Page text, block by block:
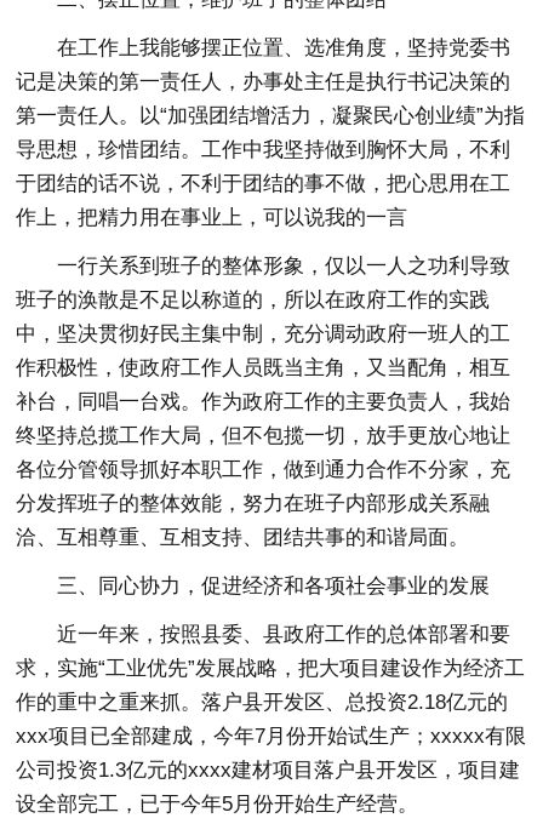
在工作上我能够摆正位置、选准角度，坚持党委书
记是决策的第一责任人，办事处主任是执行书记决策的
第一责任人。以“加强团结增活力，凝聚民心创业绩”为指
导思想，珍惜团结。工作中我坚持做到胸怀大局，不利
于团结的话不说，不利于团结的事不做，把心思用在工
作上，把精力用在事业上，可以说我的一言
一行关系到班子的整体形象，仅以一人之功利导致
班子的涣散是不足以称道的，所以在政府工作的实践
中，坚决贯彻好民主集中制，充分调动政府一班人的工
作积极性，使政府工作人员既当主角，又当配角，相互
补台，同唱一台戏。作为政府工作的主要负责人，我始
终坚持总揽工作大局，但不包揽一切，放手更放心地让
各位分管领导抓好本职工作，做到通力合作不分家，充
分发挥班子的整体效能，努力在班子内部形成关系融
洽、互相尊重、互相支持、团结共事的和谐局面。
三、同心协力，促进经济和各项社会事业的发展
近一年来，按照县委、县政府工作的总体部署和要
求，实施“工业优先”发展战略，把大项目建设作为经济工
作的重中之重来抓。落户县开发区、总投资2.18亿元的
xxx项目已全部建成，今年7月份开始试生产；xxxxx有限
公司投资1.3亿元的xxxx建材项目落户县开发区，项目建
设全部完工，已于今年5月份开始生产经营。